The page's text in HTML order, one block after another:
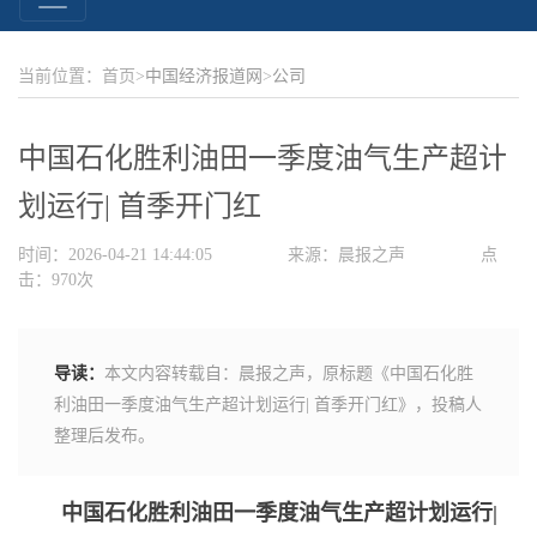
当前位置：首页>中国经济报道网 >公司
中国石化胜利油田一季度油气生产超计
划运行| 首季开门红
时间：2026-04-21 14:44:05 来源：晨报之声
点
击：970次
导读： 本文内容转载自：晨报之声，原标题《中国石化胜
利油田一季度油气生产超计划运行| 首季开门红》，投稿人
整理后发布。
中国石化胜利油田一季度油气生产超计划运行|